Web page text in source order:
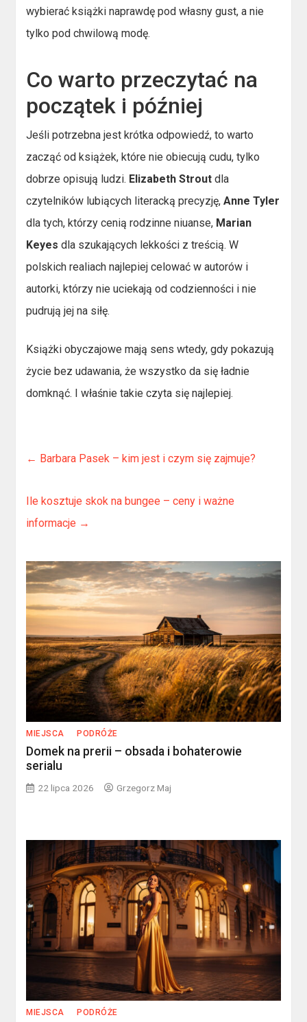
wybierać książki naprawdę pod własny gust, a nie
tylko pod chwilową modę.
Co warto przeczytać na
początek i później
Jeśli potrzebna jest krótka odpowiedź, to warto
zacząć od książek, które nie obiecują cudu, tylko
dobrze opisują ludzi. Elizabeth Strout dla
czytelników lubiących literacką precyzję,Anne Tyler
dla tych, którzy cenią rodzinne niuanse, Marian
Keyes dla szukających lekkości z treścią. W
polskich realiach najlepiej celować w autorów i
autorki, którzy nie uciekają od codzienności i nie
pudrują jej na siłę.
Książki obyczajowe mają sens wtedy, gdy pokazują
życie bez udawania, że wszystko da się ładnie
domknąć. I właśnie takie czyta się najlepiej.
← Barbara Pasek – kim jest i czym się zajmuje?
Ile kosztuje skok na bungee – ceny i ważne
informacje →
MIEJSCA PODRÓŻE
Domek na prerii – obsada i bohaterowie
serialu
22 lipca 2026 Grzegorz Maj
MIEJSCA PODRÓŻE